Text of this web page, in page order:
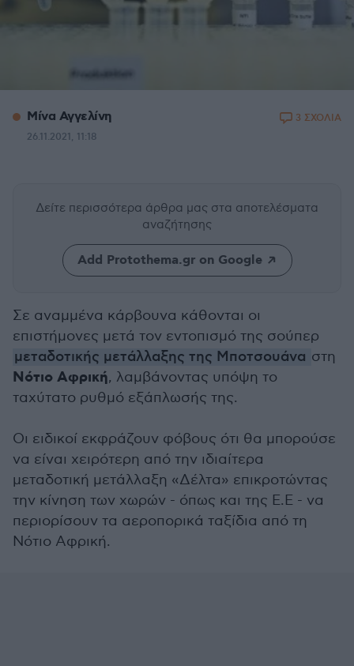
Μίνα Αγγελίνη
26.11.2021, 11:18
3 ΣΧΟΛΙΑ
Δείτε περισσότερα άρθρα μας στα αποτελέσματα
αναζήτησης
Add Protothema.gr on Google
Σε αναμμένα κάρβουνα κάθονται οι
επιστήμονες μετά τον εντοπισμό της σούπερ
μεταδοτικής μετάλλαξης της Mποτσουάνα στη
Νότιο Αφρική, λαμβάνοντας υπόψη το
ταχύτατο ρυθμό εξάπλωσής της.
Οι ειδικοί εκφράζουν φόβους ότι θα μπορούσε
να είναι χειρότερη από την ιδιαίτερα
μεταδοτική μετάλλαξη «Δέλτα» επικροτώντας
την κίνηση των χωρών - όπως και της Ε.Ε - να
περιορίσουν τα αεροπορικά ταξίδια από τη
Νότιο Αφρική.